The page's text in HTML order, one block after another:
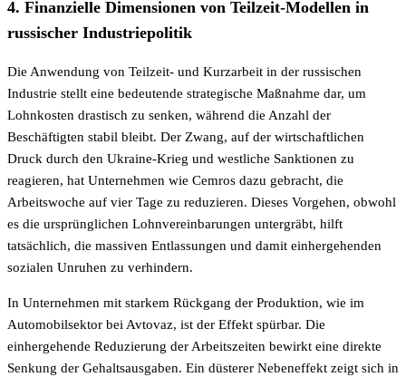
4. Finanzielle Dimensionen von Teilzeit-Modellen in
russischer Industriepolitik
Die Anwendung von Teilzeit- und Kurzarbeit in der russischen
Industrie stellt eine bedeutende strategische Maßnahme dar, um
Lohnkosten drastisch zu senken, während die Anzahl der
Beschäftigten stabil bleibt. Der Zwang, auf der wirtschaftlichen
Druck durch den Ukraine-Krieg und westliche Sanktionen zu
reagieren, hat Unternehmen wie Cemros dazu gebracht, die
Arbeitswoche auf vier Tage zu reduzieren. Dieses Vorgehen, obwohl
es die ursprünglichen Lohnvereinbarungen untergräbt, hilft
tatsächlich, die massiven Entlassungen und damit einhergehenden
sozialen Unruhen zu verhindern.
In Unternehmen mit starkem Rückgang der Produktion, wie im
Automobilsektor bei Avtovaz, ist der Effekt spürbar. Die
einhergehende Reduzierung der Arbeitszeiten bewirkt eine direkte
Senkung der Gehaltsausgaben. Ein düsterer Nebeneffekt zeigt sich in